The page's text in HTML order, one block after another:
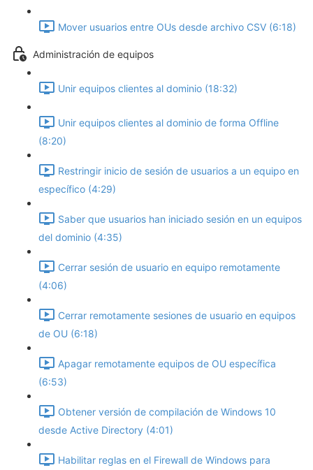
Mover usuarios entre OUs desde archivo CSV (6:18)
Administración de equipos
Unir equipos clientes al dominio (18:32)
Unir equipos clientes al dominio de forma Offline
(8:20)
Restringir inicio de sesión de usuarios a un equipo en
específico (4:29)
Saber que usuarios han iniciado sesión en un equipos
del dominio (4:35)
Cerrar sesión de usuario en equipo remotamente
(4:06)
Cerrar remotamente sesiones de usuario en equipos
de OU (6:18)
Apagar remotamente equipos de OU específica
(6:53)
Obtener versión de compilación de Windows 10
desde Active Directory (4:01)
Habilitar reglas en el Firewall de Windows para